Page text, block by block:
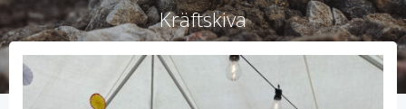
Kräftskiva